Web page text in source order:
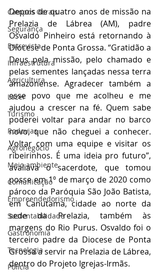
Campos Gerais
Segurança
Entrevista
Infraestrutura
Agricultura
Lazer
Turismo
Rodovias
Agronegócio
Meio ambiente
Comunicação
Empreendedorismo
Sustentabilidade
Gastronomia
Tecnologia
Polícia
Depois de quatro anos de missão na
Prelazia de Lábrea (AM), padre
Osvaldo Pinheiro está retornando à
Diocese de Ponta Grossa. “Gratidão a
Deus pela missão, pelo chamado e
pelas sementes lançadas nessa terra
amazonense. Agradecer também a
esse povo que me acolheu e me
ajudou a crescer na fé. Quem sabe
poderei voltar para andar no barco
novo, que não cheguei a conhecer.
Voltar com uma equipe e visitar os
ribeirinhos. É uma ideia pro futuro”,
avaliava o sacerdote, que tomou
posse em 1º de março de 2020 como
pároco da Paróquia São João Batista,
em Canutama, cidade ao norte da
sede da Prelazia, também às
margens do Rio Purus. Osvaldo foi o
terceiro padre da Diocese de Ponta
Grossa a servir na Prelazia de Lábrea,
dentro do Projeto Igrejas-Irmãs.